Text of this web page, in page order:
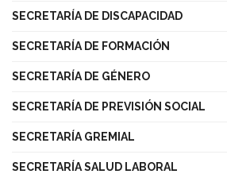
SECRETARÍA DE DISCAPACIDAD
SECRETARÍA DE FORMACIÓN
SECRETARÍA DE GÉNERO
SECRETARÍA DE PREVISIÓN SOCIAL
SECRETARÍA GREMIAL
SECRETARÍA SALUD LABORAL